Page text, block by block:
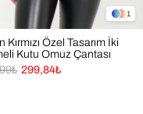
bir çanta arayanlar
tek çanta ile
1
Kırmızı Özel Tasarım İki
Kutu Omuz Çantası
299,84₺